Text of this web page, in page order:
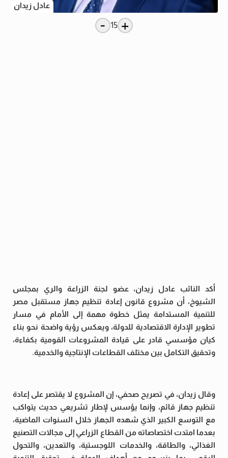
عادل زيدان
+
15
-
أكد النائب عادل زيدان، عضو لجنة الزراعة والري بمجلس
الشيوخ، أن مشروع قانون إعادة تنظيم جهاز مستقبل مصر
للتنمية المستدامة يمثل خطوة مهمة إلى الأمام في مسار
تطوير الإدارة الاقتصادية للدولة، ويعكس رؤية واضحة نحو بناء
كيان مؤسسي قادر على قيادة المشروعات القومية بكفاءة،
وتحقيق التكامل بين مختلف القطاعات الإنتاجية والخدمية.
وقال زيدان، في تصريح صحفي، إن المشروع لا يقتصر على إعادة
تنظيم جهاز قائم، وإنما يؤسس لإطار تشريعي حديث يتواكب
مع التوسع الكبير الذي شهده الجهاز خلال السنوات الماضية،
بعدما امتدت اختصاصاته من القطاع الزراعي إلى مجالات التصنيع
الغذائي، والطاقة، والخدمات اللوجستية، والتعدين، والتحول